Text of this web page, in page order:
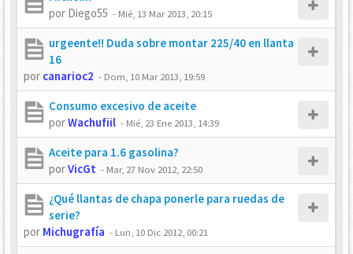
por Diego55 - Mié, 13 Mar 2013, 20:15
urgeente!! Duda sobre montar 225/40 en llanta
16
por canarioc2 - Dom, 10 Mar 2013, 19:59
Consumo excesivo de aceite
porWachufiil - Mié, 23 Ene 2013, 14:39
Aceite para 1.6 gasolina?
porVicGt - Mar, 27 Nov 2012, 22:50
¿Qué llantas de chapa ponerle para ruedas de
serie?
por Michugrafía - Lun, 10 Dic 2012, 00:21